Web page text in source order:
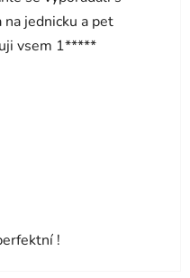
jednicku a pet
vsem 1*****
!